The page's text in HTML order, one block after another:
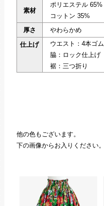
素材
ポリエステル 65%
コットン 35%
厚さ
やわらかめ
仕上げ
ウエスト：4本ゴム
脇：ロック仕上げ
裾：三つ折り
他の色もございます。
下の画像からお入りください。